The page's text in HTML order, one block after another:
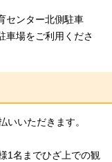
センター北側駐車
車場をご利用くださ
いただきます。
1名までひざ上での観